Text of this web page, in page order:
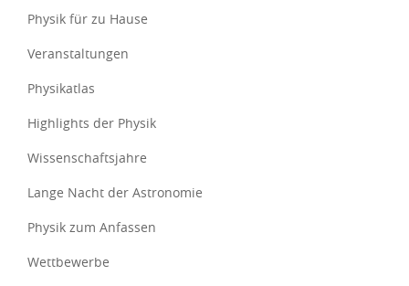
Physik für zu Hause
Veranstaltungen
Physikatlas
Highlights der Physik
Wissenschaftsjahre
Lange Nacht der Astronomie
Physik zum Anfassen
Wettbewerbe